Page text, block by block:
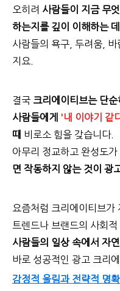
오히려 사람들이 지금 무
하는지를 깊이 이해하는
사람들의 욕구, 두려움,
지요.
결국 크리에이티브는 단
사람들에게 '내 이야기 같
때 비로소 힘을 갖습니다.
아무리 정교하고 완성도가
면 작동하지 않는 것이 광
요즘처럼 크리에이티브가
트렌드나 브랜드의 사회
사람들의 일상 속에서 자
바로 성공적인 광고 크리
감정적 울림과 전략적 명